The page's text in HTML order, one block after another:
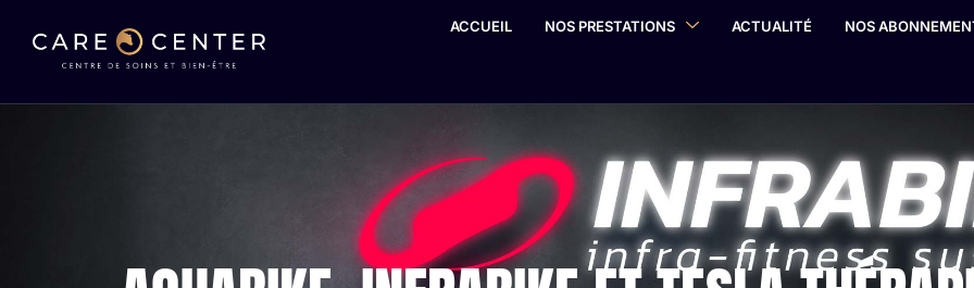
ACCUEIL NOS PRESTATIONS ACTUALITÉ NOS